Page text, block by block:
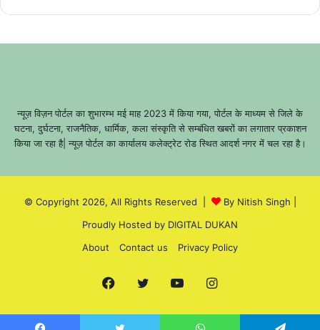
न्यूज़ विज़न पोर्टल का शुभारम्भ मई माह 2023 में किया गया, पोर्टल के माध्यम से जिले के
घटना, दुर्घटना, राजनैतिक, धार्मिक, कला संस्कृति से सम्बंधित खबरों का लगातार प्रकाशन
किया जा रहा है| न्यूज़ पोर्टल का कार्यालय कलेक्ट्रेट रोड स्थित आदर्श नगर में चल रहा है।
© Copyright 2026, All Rights Reserved | By Nitish Singh
Proudly Hosted by DIGITAL DUKAN
About
Contact us Privacy Policy
Facebook
Twitter YouTubeInstagram